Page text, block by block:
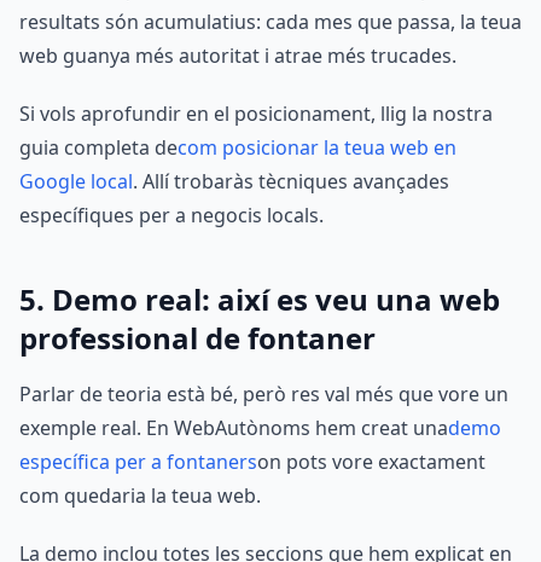
resultats són acumulatius: cada mes que passa, la teua
web guanya més autoritat i atrae més trucades.
Si vols aprofundir en el posicionament, llig la nostra
guia completa decom posicionar la teua web en
Google local. Allí trobaràs tècniques avançades
específiques per a negocis locals.
5. Demo real: així es veu una web
professional de fontaner
Parlar de teoria està bé, però res val més que vore un
exemple real. En WebAutònoms hem creat unademo
específica per a fontanerson pots vore exactament
com quedaria la teua web.
La demo inclou totes les seccions que hem explicat en